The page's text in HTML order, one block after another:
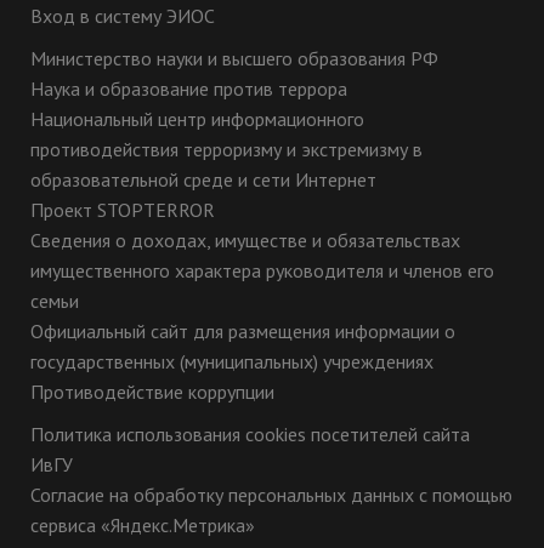
Вход в систему ЭИОС
Министерство науки и высшего образования РФ
Наука и образование против террора
Национальный центр информационного
противодействия терроризму и экстремизму в
образовательной среде и сети Интернет
Проект STOPTERROR
Сведения о доходах, имуществе и обязательствах
имущественного характера руководителя и членов его
семьи
Официальный сайт для размещения информации о
государственных (муниципальных) учреждениях
Противодействие коррупции
Политика использования cookies посетителей сайта
ИвГУ
Согласие на обработку персональных данных с помощью
сервиса «Яндекс.Метрика»